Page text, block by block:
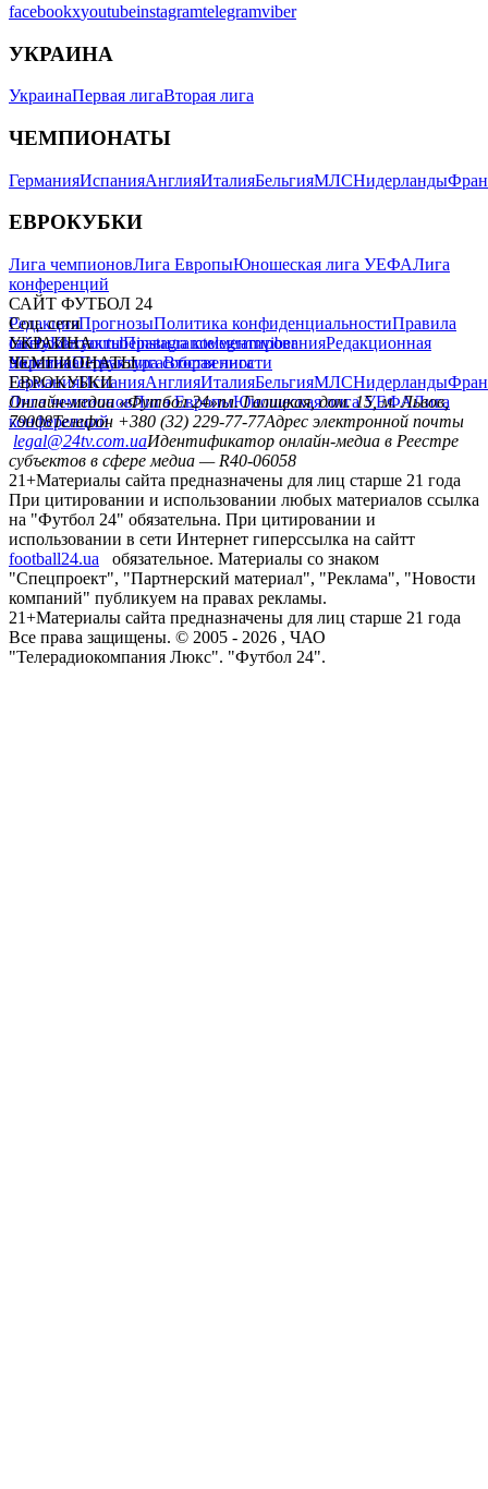
facebookxyoutubeinstagramtelegramviber
УКРАИНА
УкраинаПервая лигаВторая лига
ЧЕМПИОНАТЫ
ГерманияИспанияАнглияИталияБельгияМЛСНидерланды
ЕВРОКУБКИ
Лига чемпионовЛига ЕвропыЮношеская лига УЕФАЛига
конференций
САЙТ ФУТБОЛ 24
РедакцияПрогнозыПолитика конфиденциальностиПравила
сайтуКонтактыПравила комментированияРедакционная
политикаСтруктура собственности
Соц. сети
facebookxyoutubeinstagramtelegramviber
УКРАИНА
УкраинаПервая лигаВторая лига
ЧЕМПИОНАТЫ
ГерманияИспанияАнглияИталияБельгияМЛСНидерланды
ЕВРОКУБКИ
Лига чемпионовЛига ЕвропыЮношеская лига УЕФАЛига
конференций
Онлайн-медиа «Футбол 24»пл. Галицкая, дом. 15, м. Львов,
79008Телефон +380 (32) 229-77-77Адрес электронной почты
legal@24tv.com.uaИдентификатор онлайн-медиа в Реестре
субъектов в сфере медиа — R40-06058
21+Материалы сайта предназначены для лиц старше 21 года
При цитировании и использовании любых материалов ссылка
на "Футбол 24" обязательна. При цитировании и
использовании в сети Интернет гиперссылка на сайтт
football24.ua
обязательное. Материалы со знаком
"Спецпроект", "Партнерский материал", "Реклама", "Новости
компаний" публикуем на правах рекламы.
21+Материалы сайта предназначены для лиц старше 21 года
Все права защищены. © 2005 - 2026 , ЧАО
"Телерадиокомпания Люкс". "Футбол 24".